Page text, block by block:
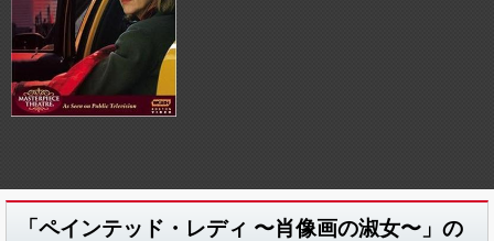
「ペインテッド・レディ 〜肖像画の淑女〜」の